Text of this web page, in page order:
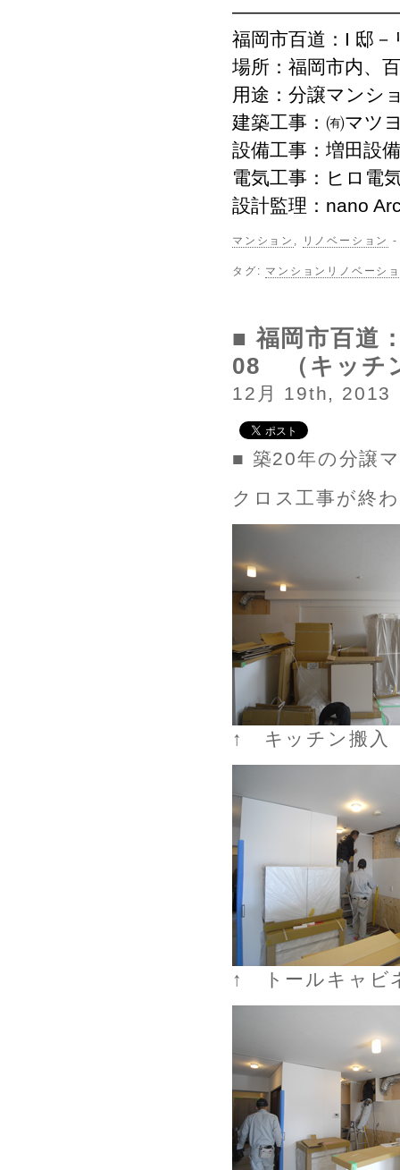
福岡市百道：I 邸
場所：福岡市内、
用途：分譲マンシ
建築工事：㈲マツ
設備工事：増田設
電気工事：ヒロ電
設計監理：nano
マンション , リノベーション
タグ: マンションリノベーシ
■ 福岡市百道
08 （キッチ
12月 19th, 2013
■ 築20年の分譲
クロス工事が終
↑ キッチン搬入
↑ トールキャビ